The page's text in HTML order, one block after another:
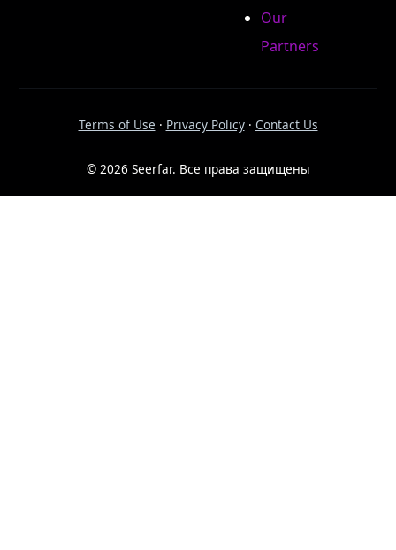
Our
Partners
Terms of Use · Privacy Policy· Contact Us
© 2026 Seerfar. Все права защищены